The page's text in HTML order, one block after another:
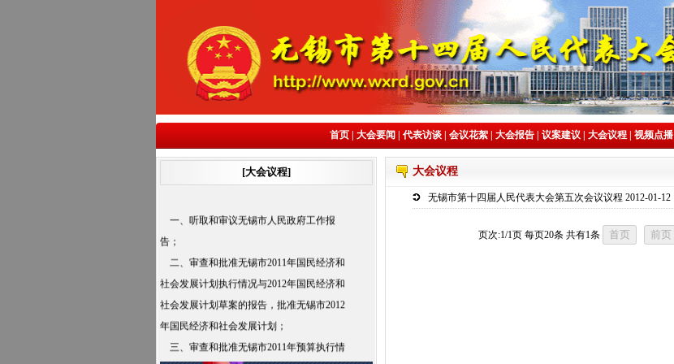
首页 大会要闻 代表访谈 会议花絮 大会报告 议案建议 大会议程 视频点播
[大会议程]
一、听取和审议无锡市人民政府工作报
告；
二、审查和批准无锡市2011年国民经济和
社会发展计划执行情况与2012年国民经济和
社会发展计划草案的报告，批准无锡市2012
年国民经济和社会发展计划；
三、审查和批准无锡市2011年预算执行情
大会议程
无锡市第十四届人民代表大会第五次会议议程 2012-01-12
页次:1/1页 每页20条 共有1条